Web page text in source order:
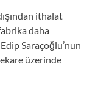
ithalat
daha
Saraçoğlu’nun
üzerinde